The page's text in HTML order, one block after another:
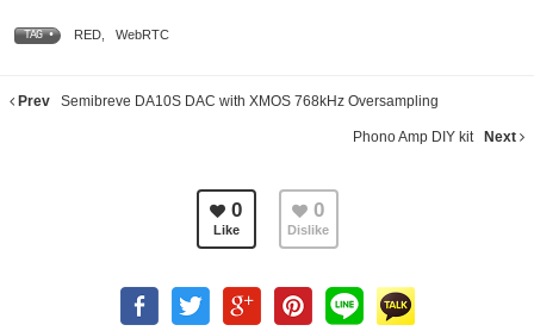
TAG • RED WebRTC
Prev Semibreve DA10S DAC with XMOS 768kHz Oversampling
Phono Amp DIY kit Next
0
Like
0
Dislike